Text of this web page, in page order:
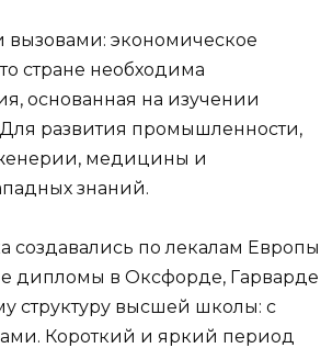
вызовами: экономическое
стране необходима
основанная на изучении
Для развития промышленности,
медицины и
знаний.
создавались по лекалам Европы
дипломы в Оксфорде, Гарварде
структуру высшей школы: с
Короткий и яркий период